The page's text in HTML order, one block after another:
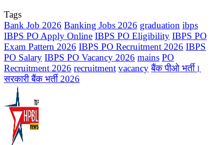
Tags
Bank Job 2026 Banking Jobs 2026 graduation ibps
IBPS PO Apply Online IBPS PO Eligibility IBPS PO
Exam Pattern 2026 IBPS PO Recruitment 2026 IBPS
PO Salary IBPS PO Vacancy 2026 mains PO
Recruitment 2026 recruitment vacancy बैंक पीओ भर्ती।
सरकारी बैंक भर्ती 2026